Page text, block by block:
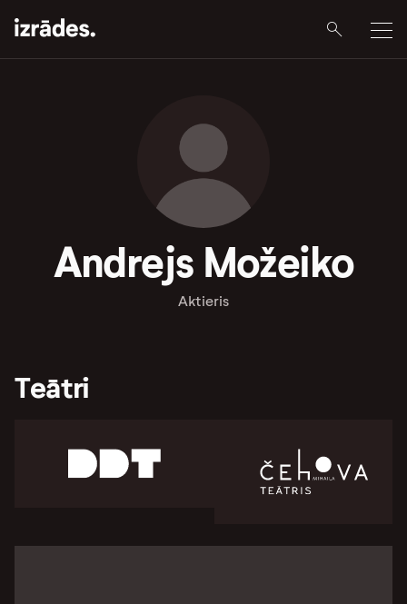
Andrejs Možeiko
Aktieris
Teātri